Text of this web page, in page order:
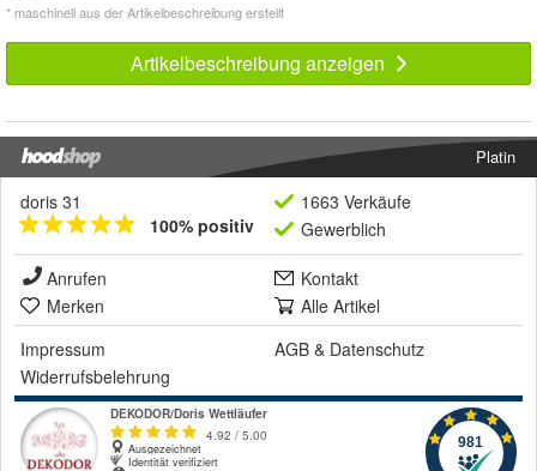
* maschinell aus der Artikelbeschreibung erstellt
Artikelbeschreibung anzeigen
Platin
doris 31
100% positiv
1663 Verkäufe
Gewerblich
Anrufen
Kontakt
Merken
Alle Artikel
Impressum
AGB & Datenschutz
Widerrufsbelehrung